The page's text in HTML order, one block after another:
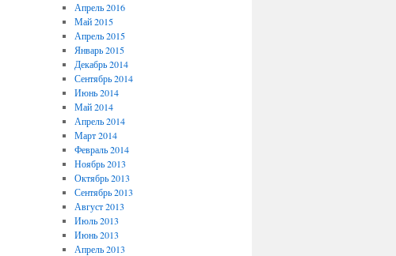
Апрель 2016
Май 2015
Апрель 2015
Январь 2015
Декабрь 2014
Сентябрь 2014
Июнь 2014
Май 2014
Апрель 2014
Март 2014
Февраль 2014
Ноябрь 2013
Октябрь 2013
Сентябрь 2013
Август 2013
Июль 2013
Июнь 2013
Апрель 2013